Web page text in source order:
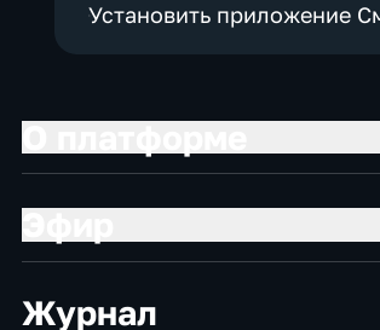
Установить приложение
Журнал